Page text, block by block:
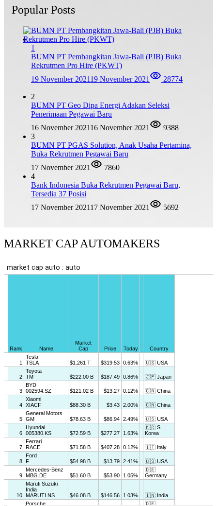
Popular Posts
1
BUMN PT Pembangkitan Jawa-Bali (PJB) Buka
Rekrutmen Pro Hire (PKWT)
19 November 202119 November 2021 28774
2
BUMN PT Geo Dipa Energi Adakan Seleksi
Penerimaan Pegawai Baru
16 November 202116 November 2021
9388
3
BUMN PT PGAS Solution, Anak Usaha Pertamina,
Buka Rekrutmen Pegawai Baru
17 November 2021
7860
4
Bank Indonesia Buka Rekrutmen Pegawai Baru,
Tersedia 37 Posisi
17 November 202117 November 2021 5692
MARKET CAP AUTOMAKERS